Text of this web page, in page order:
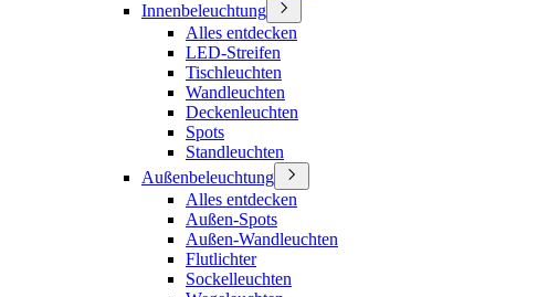
Innenbeleuchtung
Alles entdecken
LED-Streifen
Tischleuchten
Wandleuchten
Deckenleuchten
Spots
Standleuchten
Außenbeleuchtung
Alles entdecken
Außen-Spots
Außen-Wandleuchten
Flutlichter
Sockelleuchten